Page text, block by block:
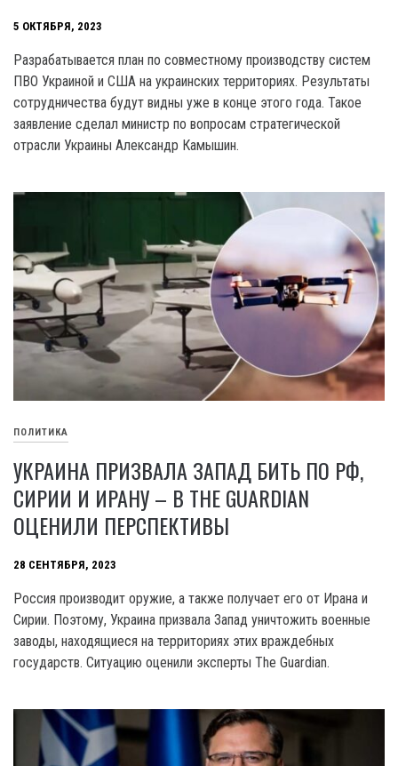
5 ОКТЯБРЯ, 2023
Разрабатывается план по совместному производству систем
ПВО Украиной и США на украинских территориях. Результаты
сотрудничества будут видны уже в конце этого года. Такое
заявление сделал министр по вопросам стратегической
отрасли Украины Александр Камышин.
ПОЛИТИКА
УКРАИНА ПРИЗВАЛА ЗАПАД БИТЬ ПО РФ,
СИРИИ И ИРАНУ – В THE GUARDIAN
ОЦЕНИЛИ ПЕРСПЕКТИВЫ
28 СЕНТЯБРЯ, 2023
Россия производит оружие, а также получает его от Ирана и
Сирии. Поэтому, Украина призвала Запад уничтожить военные
заводы, находящиеся на территориях этих враждебных
государств. Ситуацию оценили эксперты The Guardian.